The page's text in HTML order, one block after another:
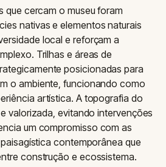
que cercam o museu foram
nativas e elementos naturais
local e reforçam a
Trilhas e áreas de
posicionadas para
o ambiente, funcionando como
artística. A topografia do
valorizada, evitando intervenções
um compromisso com as
contemporânea que
construção e ecossistema.